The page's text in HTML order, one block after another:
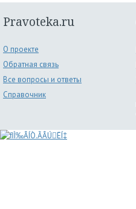
Pravoteka.ru
О проекте
Обратная связь
Все вопросы и ответы
Справочник